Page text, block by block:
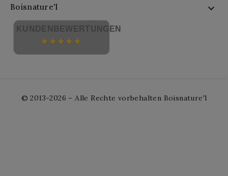
Boisnature'l 
KUNDENBEWERTUNGEN
© 2013-2026 – Alle Rechte vorbehalten Boisnature'l